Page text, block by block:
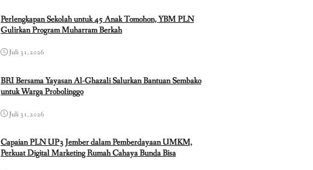
Perlengkapan Sekolah untuk 45 Anak Tomohon, YBM PLN
Gulirkan Program Muharram Berkah
Juli 31, 2026
BRI Bersama Yayasan Al-Ghazali Salurkan Bantuan Sembako
untuk Warga Probolinggo
Juli 31, 2026
Capaian PLN UP3 Jember dalam Pemberdayaan UMKM,
Perkuat Digital Marketing Rumah Cahaya Bunda Bisa